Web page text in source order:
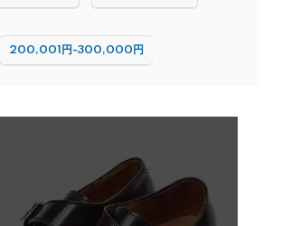
200,001円-300,000円